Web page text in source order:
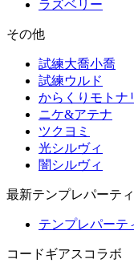
ラズベリー
その他
試練大喬小喬
試練ウルド
からくりモトナ
ニケ&アテナ
ツクヨミ
光シルヴィ
闇シルヴィ
最新テンプレパーティ
テンプレパーテ
コードギアスコラボ